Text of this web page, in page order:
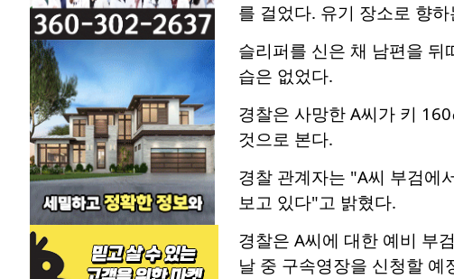
를 걸었다. 유기 장소로 향
슬리퍼를 신은 채 남편을
습은 없었다.
경찰은 사망한 A씨가 키
것으로 본다.
경찰 관계자는 "A씨 부검에
보고 있다"고 밝혔다.
경찰은 A씨에 대한 예비 부
날 중 구속영장을 신청할 예